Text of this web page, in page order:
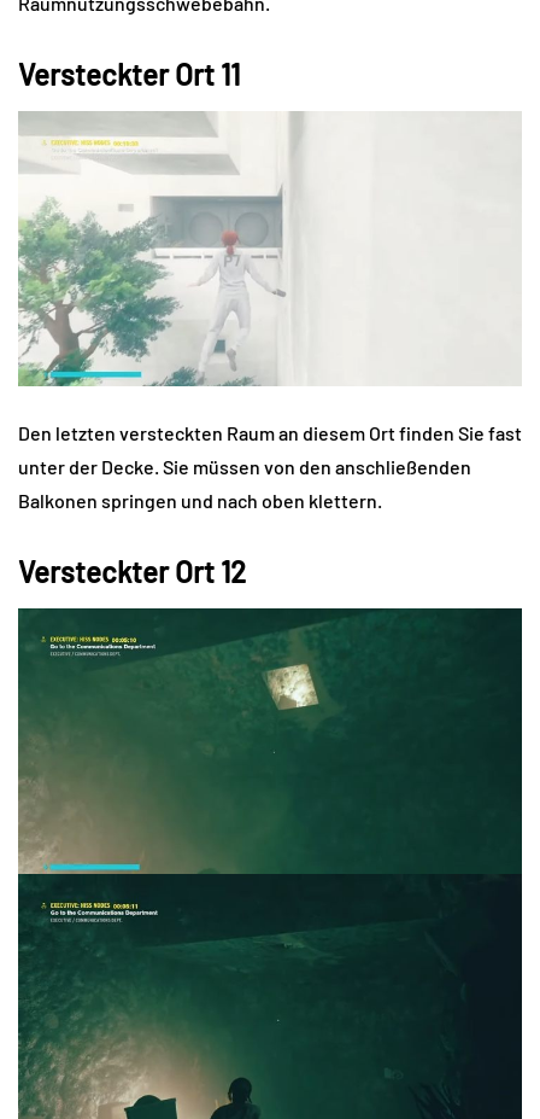
Versteckter Ort 11
Den letzten versteckten Raum an diesem Ort finden Sie fast
unter der Decke. Sie müssen von den anschließenden
Balkonen springen und nach oben klettern.
Versteckter Ort 12